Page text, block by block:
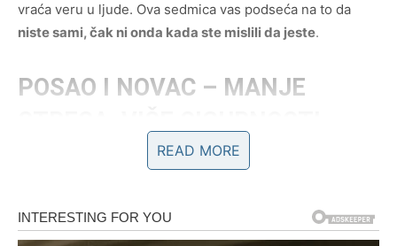
vraća veru u ljude. Ova sedmica vas podseća na to da
niste sami, čak ni onda kada ste mislili da jeste.
POSAO I NOVAC – MANJE
Na poslovnom planu, Rak ulazi u sedmicu stabilizacije.
strah od budućnosti – sada dolazi olakšanje. Ne mora sve
da se reši odmah, ali se jasno vidi pravac.
READ MORE